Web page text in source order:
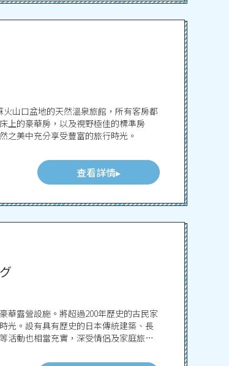
山口盆地的天然溫泉旅館，所有客房都
上的豪華房，以及視野極佳的標準房
之美中充分享受豐富的旅行時光。
查看詳情
華露營設施。將超過200年歷史的古民家
光。設有具有歷史的日本傳統建築、長
活動也相當充實，深受情侶及家庭旅客